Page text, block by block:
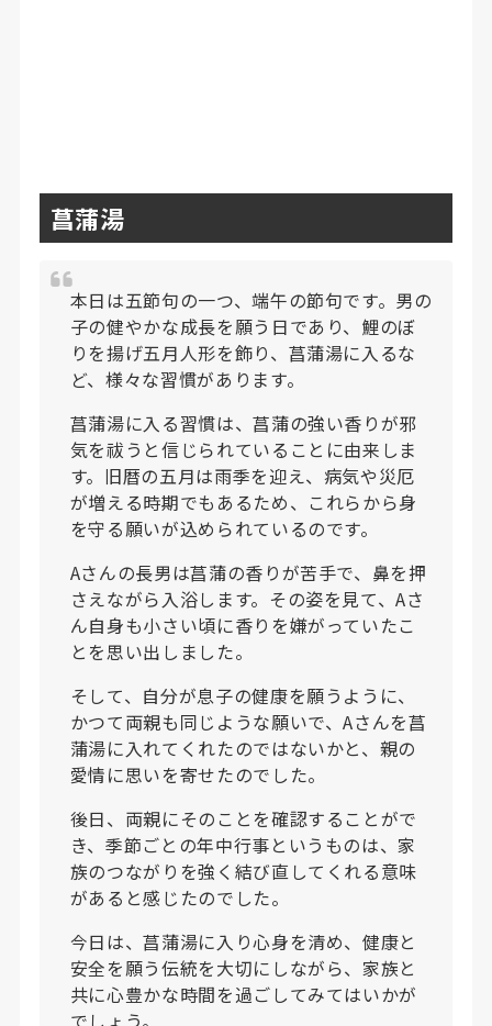
菖蒲湯
本日は五節句の一つ、端午の節句です。男の
子の健やかな成長を願う日であり、鯉のぼ
りを揚げ五月人形を飾り、菖蒲湯に入るな
ど、様々な習慣があります。
菖蒲湯に入る習慣は、菖蒲の強い香りが邪
気を祓うと信じられていることに由来しま
す。旧暦の五月は雨季を迎え、病気や災厄
が増える時期でもあるため、これらから身
を守る願いが込められているのです。
Aさんの長男は菖蒲の香りが苦手で、鼻を押
さえながら入浴します。その姿を見て、Aさ
ん自身も小さい頃に香りを嫌がっていたこ
とを思い出しました。
そして、自分が息子の健康を願うように、
かつて両親も同じような願いで、Aさんを菖
蒲湯に入れてくれたのではないかと、親の
愛情に思いを寄せたのでした。
後日、両親にそのことを確認することがで
き、季節ごとの年中行事というものは、家
族のつながりを強く結び直してくれる意味
があると感じたのでした。
今日は、菖蒲湯に入り心身を清め、健康と
安全を願う伝統を大切にしながら、家族と
共に心豊かな時間を過ごしてみてはいかが